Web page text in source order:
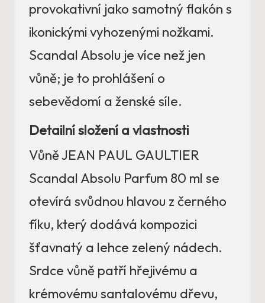
provokativní jako samotný flakón s
ikonickými vyhozenými nožkami.
Scandal Absolu je více než jen
vůně; je to prohlášení o
sebevědomí a ženské síle.
Detailní složení a vlastnosti
Vůně JEAN PAUL GAULTIER
Scandal Absolu Parfum 80 ml se
otevírá svůdnou hlavou z černého
fíku, který dodává kompozici
šťavnatý a lehce zelený nádech.
Srdce vůně patří hřejivému a
krémovému santalovému dřevu,